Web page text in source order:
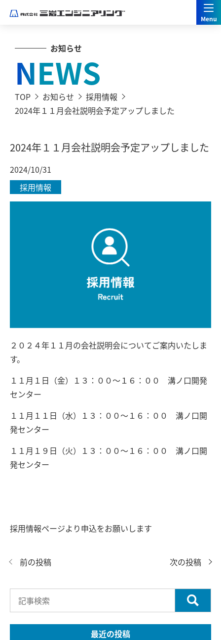
お知らせ
NEWS
TOP お知らせ
採用情報
2024年１１月会社説明会予定アップしました
2024年１１月会社説明会予定アップしました
2024/10/31
採用情報
２０２４年１１月の会社説明会についてご案内いたしま
す。
１１月１日（金）１３：００～１６：００ 溝ノ口開発
センター
１１月１１日（水）１３：００～１６：００ 溝ノ口開
発センター
１１月１９日（火）１３：００～１６：００ 溝ノ口開
発センター
採用情報ページより申込をお願いします
次の投稿
前の投稿
最近の投稿